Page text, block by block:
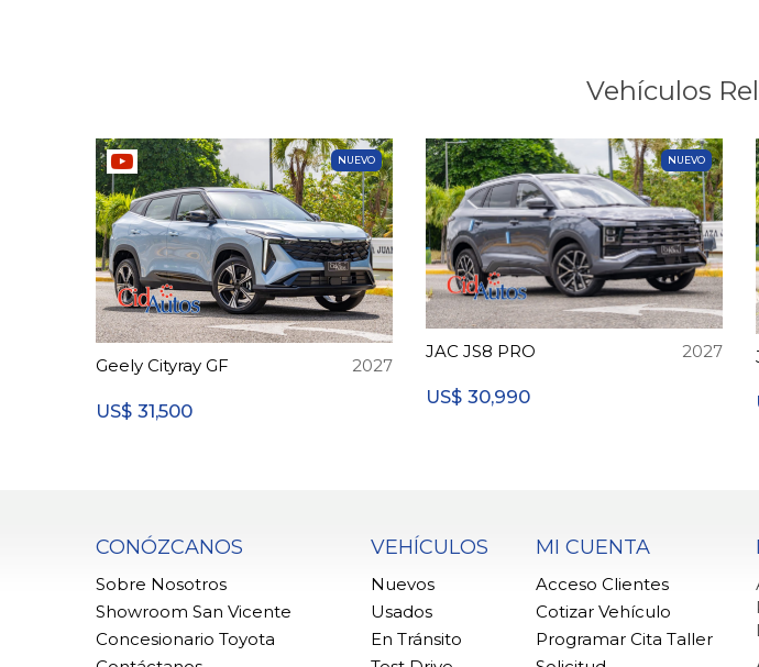
Vehículos
NUEVO
Geely Cityray GF 2027
US$ 31,500
NUEVO
JAC JS8 PRO 2027
US$ 30,990
CONÓZCANOS
Sobre Nosotros
Showroom San Vicente
Concesionario Toyota
VEHÍCULOS
Nuevos
Usados
En Tránsito
MI CUENTA
Acceso Clientes
Cotizar Vehículo
Programar Cita Taller